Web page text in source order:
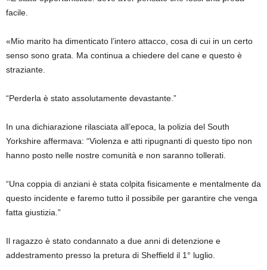
facile.
«Mio marito ha dimenticato l’intero attacco, cosa di cui in un certo
senso sono grata. Ma continua a chiedere del cane e questo è
straziante.
“Perderla è stato assolutamente devastante.”
In una dichiarazione rilasciata all’epoca, la polizia del South
Yorkshire affermava: “Violenza e atti ripugnanti di questo tipo non
hanno posto nelle nostre comunità e non saranno tollerati.
“Una coppia di anziani è stata colpita fisicamente e mentalmente da
questo incidente e faremo tutto il possibile per garantire che venga
fatta giustizia.”
Il ragazzo è stato condannato a due anni di detenzione e
addestramento presso la pretura di Sheffield il 1° luglio.